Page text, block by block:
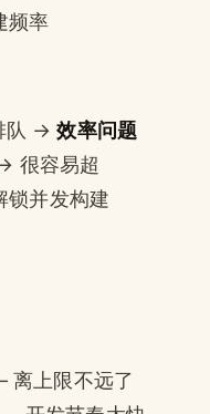
频率
队 →效率问题
很容易超
锁并发构建
上限不远了